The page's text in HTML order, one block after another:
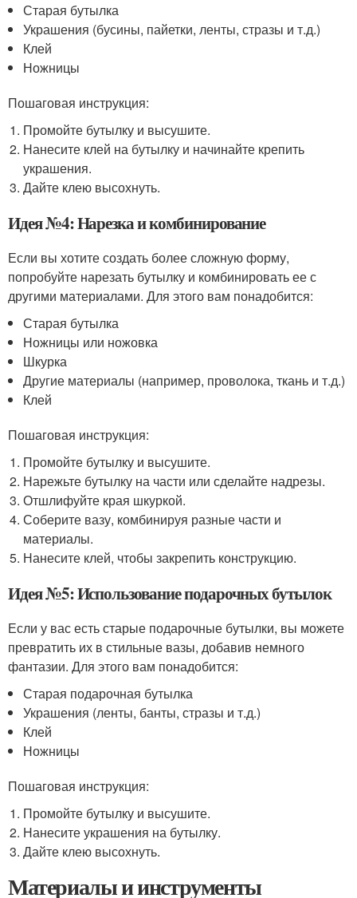
Старая бутылка
Украшения (бусины, пайетки, ленты, стразы и т.д.)
Клей
Ножницы
Пошаговая инструкция:
Промойте бутылку и высушите.
Нанесите клей на бутылку и начинайте крепить
украшения.
Дайте клею высохнуть.
Идея №4: Нарезка и комбинирование
Если вы хотите создать более сложную форму,
попробуйте нарезать бутылку и комбинировать ее с
другими материалами. Для этого вам понадобится:
Старая бутылка
Ножницы или ножовка
Шкурка
Другие материалы (например, проволока, ткань и т.д.)
Клей
Пошаговая инструкция:
Промойте бутылку и высушите.
Нарежьте бутылку на части или сделайте надрезы.
Отшлифуйте края шкуркой.
Соберите вазу, комбинируя разные части и
материалы.
Нанесите клей, чтобы закрепить конструкцию.
Идея №5: Использование подарочных бутылок
Если у вас есть старые подарочные бутылки, вы можете
превратить их в стильные вазы, добавив немного
фантазии. Для этого вам понадобится:
Старая подарочная бутылка
Украшения (ленты, банты, стразы и т.д.)
Клей
Ножницы
Пошаговая инструкция:
Промойте бутылку и высушите.
Нанесите украшения на бутылку.
Дайте клею высохнуть.
Материалы и инструменты